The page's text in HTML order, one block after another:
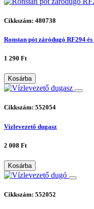
Cikkszám: 480738
Ronstan pót záródugó RF294
1 290 Ft
Kosárba
Cikkszám: 552054
Vízlevezető dugasz
2 008 Ft
Kosárba
Cikkszám: 552052